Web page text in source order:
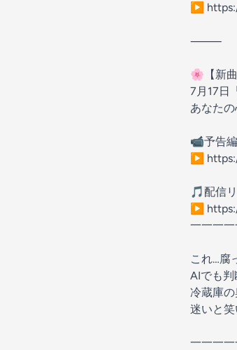
▶️
⸻
🌸【新曲
7月17日
あなたの
📹予告編
▶️
🎵配信
▶️
一一一
これ…腐
AIでも判
冷蔵庫
迷いと笑
一一一